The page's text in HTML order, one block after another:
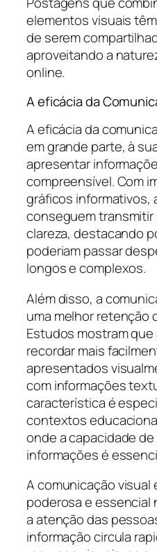
elementos visuais
de serem
aproveitando a
online.
A eficácia da
A eficácia da
em grande parte, à
apresentar
compreensível. Com
gráficos informativos,
conseguem
clareza, destacando
poderiam passar
longos e complexos.
Além disso, a
uma melhor retenção
Estudos mostram
recordar mais
apresentados
com informações
característica é
contextos
onde a capacidade
informações é
A comunicação visual
poderosa e essencial
a atenção das
informação circula